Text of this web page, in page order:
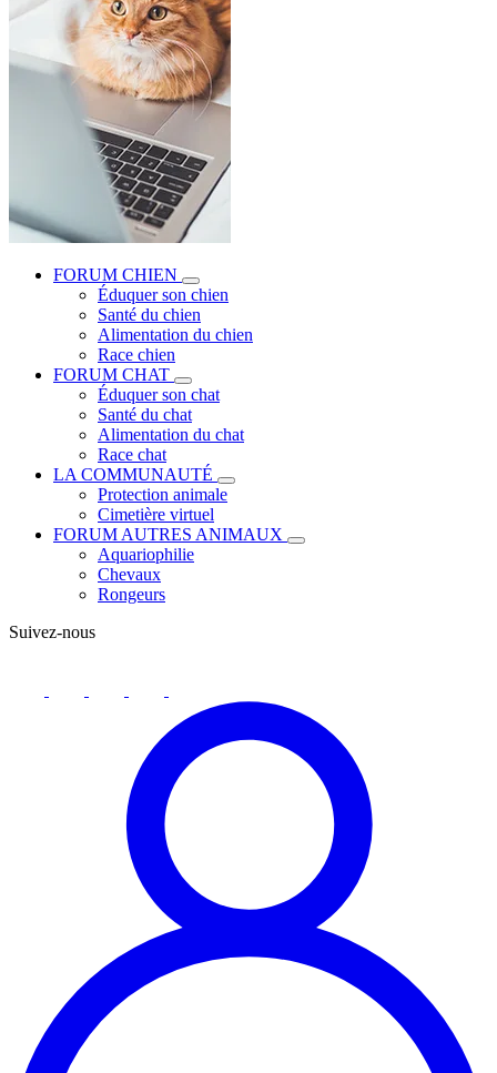
FORUM CHIEN
Éduquer son chien
Santé du chien
Alimentation du chien
Race chien
FORUM CHAT
Éduquer son chat
Santé du chat
Alimentation du chat
Race chat
LA COMMUNAUTÉ
Protection animale
Cimetière virtuel
FORUM AUTRES ANIMAUX
Aquariophilie
Chevaux
Rongeurs
Suivez-nous